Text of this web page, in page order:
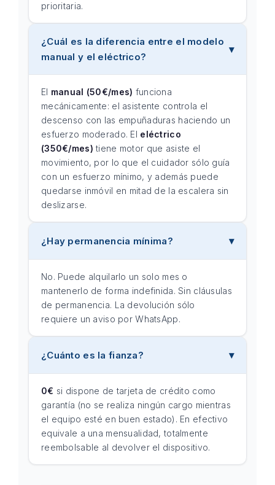
prioritaria.
¿Cuál es la diferencia entre el modelo
manual y el eléctrico?
El manual (50€/mes) funciona
mecánicamente: el asistente controla el
descenso con las empuñaduras haciendo un
esfuerzo moderado. El eléctrico
(350€/mes) tiene motor que asiste el
movimiento, por lo que el cuidador sólo guía
con un esfuerzo mínimo, y además puede
quedarse inmóvil en mitad de la escalera sin
deslizarse.
¿Hay permanencia mínima?
No. Puede alquilarlo un solo mes o
mantenerlo de forma indefinida. Sin cláusulas
de permanencia. La devolución sólo
requiere un aviso por WhatsApp.
¿Cuánto es la fianza?
0€ si dispone de tarjeta de crédito como
garantía (no se realiza ningún cargo mientras
el equipo esté en buen estado). En efectivo
equivale a una mensualidad, totalmente
reembolsable al devolver el dispositivo.